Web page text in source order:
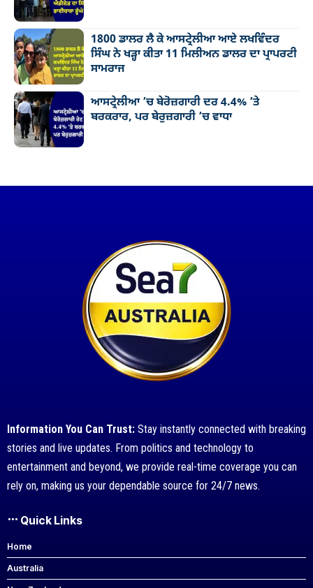
1800 ਡਾਲਰ ਲੈ ਕੇ ਆਸਟ੍ਰੇਲੀਆ ਆਏ ਲਖਵਿੰਦਰ
ਸਿੰਘ ਨੇ ਖੜ੍ਹਾ ਕੀਤਾ 11 ਮਿਲੀਅਨ ਡਾਲਰ ਦਾ ਪ੍ਰਾਪਰਟੀ
ਸਾਮਰਾਜ
ਆਸਟ੍ਰੇਲੀਆ ’ਚ ਬੇਰੋਜ਼ਗਾਰੀ ਦਰ 4.4% ’ਤੇ
ਬਰਕਰਾਰ, ਪਰ ਬੇਰੁਜ਼ਗਾਰੀ ’ਚ ਵਾਧਾ
Information You Can Trust: Stay instantly connected with breaking
stories and live updates. From politics and technology to
entertainment and beyond, we provide real-time coverage you can
rely on, making us your dependable source for 24/7 news.
Quick Links
Home
Australia